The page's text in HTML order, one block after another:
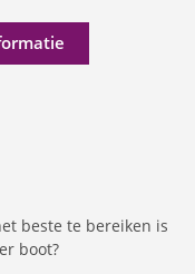
beste te bereiken is
boot?